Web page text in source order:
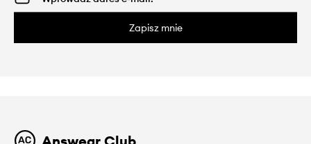
Zapisz mnie